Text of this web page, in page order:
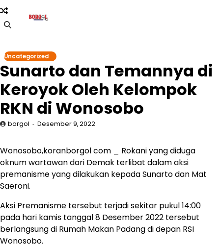
Skip
to
content
Uncategorized
Sunarto dan Temannya di
Keroyok Oleh Kelompok
RKN di Wonosobo
borgol Desember 9, 2022
Wonosobo,koranborgol com _ Rokani yang diduga
oknum wartawan dari Demak terlibat dalam aksi
premanisme yang dilakukan kepada Sunarto dan Mat
Saeroni.
Aksi Premanisme tersebut terjadi sekitar pukul 14:00
pada hari kamis tanggal 8 Desember 2022 tersebut
berlangsung di Rumah Makan Padang di depan RSI
Wonosobo.